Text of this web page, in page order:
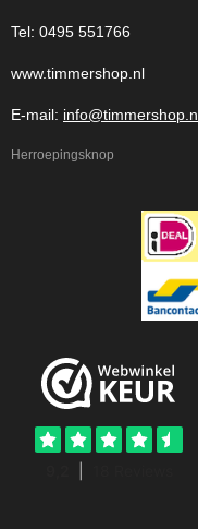
Tel: 0495 551766
www.timmershop.nl
E-mail: info@timmershop.nl
Herroepingsknop